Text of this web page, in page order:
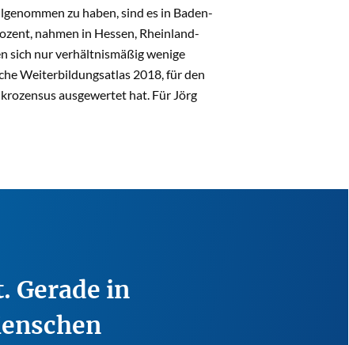
zu haben, sind es in Baden-
nahmen in Hessen, Rheinland-
sich nur verhältnismäßig wenige
Weiterbildungsatlas 2018, für den
ausgewertet hat. Für Jörg
Gerade in